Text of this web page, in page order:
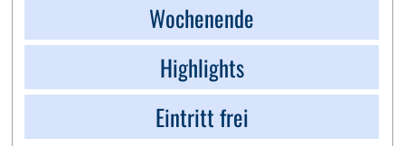
Wochenende
Highlights
Eintritt frei